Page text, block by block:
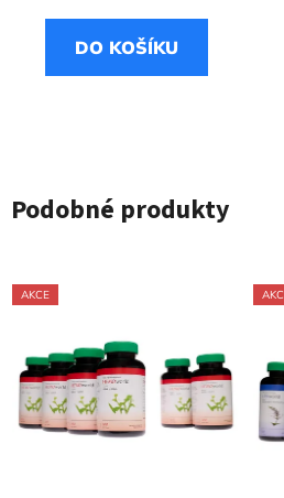
DO KOŠÍKU
Podobné produkty
AKCE